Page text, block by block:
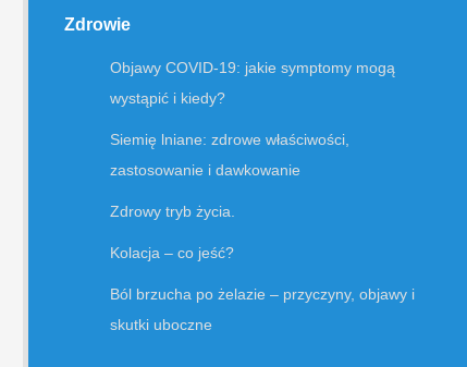
Zdrowie
Objawy COVID-19: jakie symptomy mogą
wystąpić i kiedy?
Siemię lniane: zdrowe właściwości,
zastosowanie i dawkowanie
Zdrowy tryb życia.
Kolacja – co jeść?
Ból brzucha po żelazie – przyczyny, objawy i
skutki uboczne